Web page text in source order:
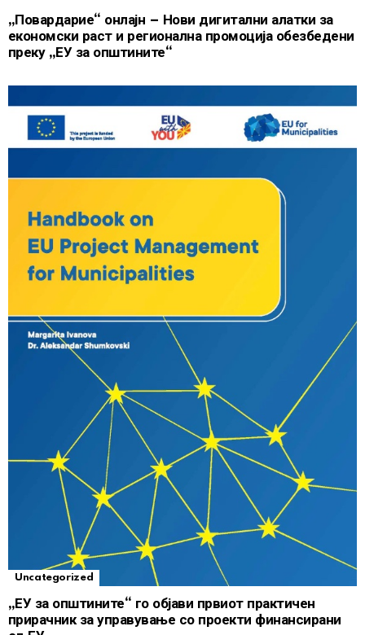
„Повардарие“ онлајн – Нови дигитални алатки за
економски раст и регионална промоција обезбедени
преку „ЕУ за општините“
Uncategorized
„ЕУ за општините“ го објави првиот практичен
прирачник за управување со проекти финансирани